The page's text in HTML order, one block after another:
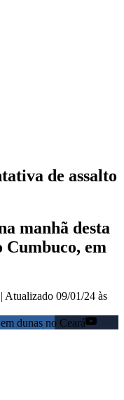
de assalto
manhã desta
em
| Atualizado 09/01/24 às
dunas no Ceará